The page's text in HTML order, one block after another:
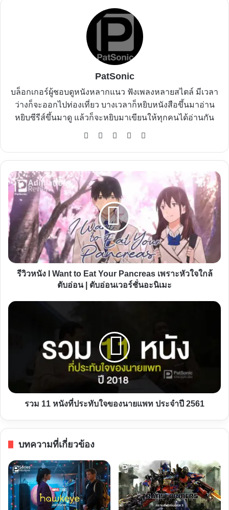
PatSonic
บล็อกเกอร์ผู้ชอบดูหนังหลากแนว ฟังเพลงหลายสไตล์ มีเวลา
ว่างก็จะออกไปท่องเที่ยว บางเวลาก็หยิบหนังสือขึ้นมาอ่าน
หยิบซีรีส์ขึ้นมาดู แล้วก็จะหยิบมาเขียนให้ทุกคนได้อ่านกัน
WebsiteFacebook
X YouTube
รีวิว
หนัง
I
Want
to
Eat
Your
เพราะ
ใกล้
อะ
เมะ
รีวิวหนัง I Want to Eat Your Pancreas เพราะหัวใจใกล้
ตับอ่อน | ตับอ่อนเวอร์ชั่นอะนิเมะ
รวม
ประจำ
2561
รวม 11 หนังที่ประทับใจของนายแพท ประจำปี 2561
บทความที่เกี่ยวข้อง